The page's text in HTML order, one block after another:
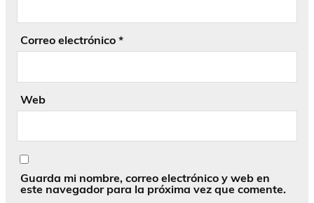
Correo electrónico *
Web
Guarda mi nombre, correo electrónico y web en
este navegador para la próxima vez que comente.